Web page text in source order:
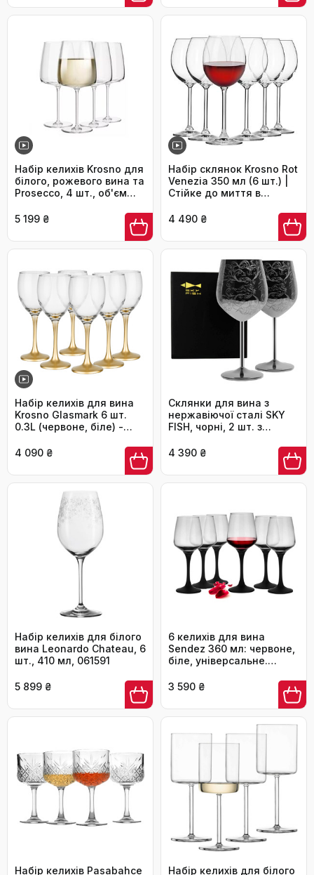
ніжкою, ручної
витримки, блакитного
Ідеальний подарунок
для поціновувачів вина.
Набір келихів Krosno для
білого, рожевого вина та
Prosecco, 4 шт., об'єм
колекція, ідеально для
кухні, можна мити в
посудомийній машині
5 199 ₴
Набір склянок Krosno Rot
Venezia 350 мл (6 шт.) |
Стійке до миття в
скло, без свинцю
4 490 ₴
Набір келихів для вина
Krosno Glasmark 6 шт.
0.3L (червоне, біле) -
декором, стійкі до миття
в посудомийній машині
4 090 ₴
Склянки для вина з
нержавіючої сталі SKY
FISH, чорні, 2 шт. з
гравіюваннями, 480 мл,
4 390 ₴
Набір келихів для білого
вина Leonardo Chateau, 6
шт., 410 мл, 061591
5 899 ₴
6 келихів для вина
Sendez 360 мл: червоне,
біле, універсальне.
чорним ніжкою
3 590 ₴
Набір келихів Pasabahce Набір келихів для білого